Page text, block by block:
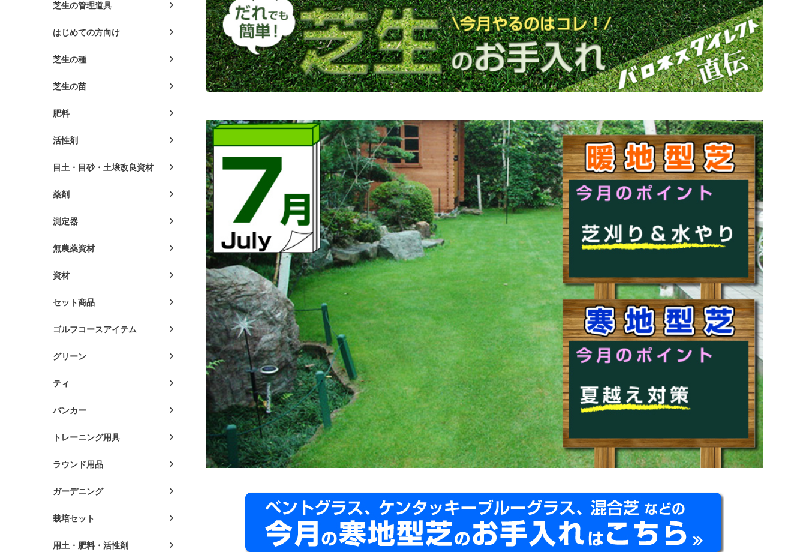
芝生の管理道具
はじめての方向け
芝生の種
芝生の苗
肥料
活性剤
目土・目砂・土壌改良資材
薬剤
測定器
無農薬資材
資材
セット商品
ゴルフコースアイテム
グリーン
ティ
バンカー
トレーニング用具
ラウンド用品
ガーデニング
栽培セット
用土・肥料・活性剤